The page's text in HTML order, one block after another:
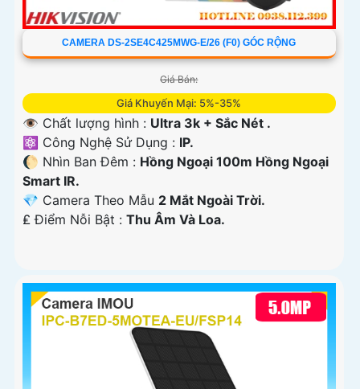
CAMERA DS-2SE4C425MWG-E/26 (F0) GÓC RỘNG
Giá Bán:
Giá Khuyến Mại: 5%-35%
👁 Chất lượng hình : Ultra 3k + Sắc Nét .
⚛️ Công Nghệ Sử Dụng : IP.
🌔 Nhìn Ban Đêm : Hồng Ngoại 100m Hồng Ngoại
Smart IR.
💎 Camera Theo Mẫu 2 Mắt Ngoài Trời.
️₤ Điểm Nỗi Bật : Thu Âm Và Loa.